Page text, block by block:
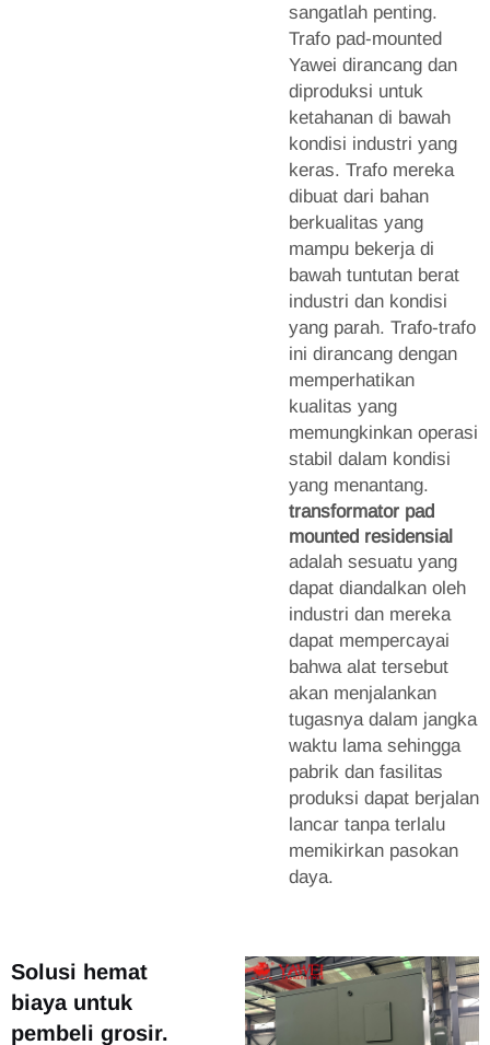
sangatlah penting.
Trafo pad-mounted
Yawei dirancang dan
diproduksi untuk
ketahanan di bawah
kondisi industri yang
keras. Trafo mereka
dibuat dari bahan
berkualitas yang
mampu bekerja di
bawah tuntutan berat
industri dan kondisi
yang parah. Trafo-trafo
ini dirancang dengan
memperhatikan
kualitas yang
memungkinkan operasi
stabil dalam kondisi
yang menantang.
transformator pad
mounted residensial
adalah sesuatu yang
dapat diandalkan oleh
industri dan mereka
dapat mempercayai
bahwa alat tersebut
akan menjalankan
tugasnya dalam jangka
waktu lama sehingga
pabrik dan fasilitas
produksi dapat berjalan
lancar tanpa terlalu
memikirkan pasokan
daya.
Solusi hemat
biaya untuk
pembeli grosir.